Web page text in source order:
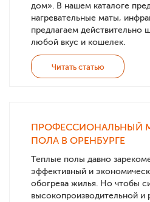
дом». В нашем каталоге
нагревательные маты,
предлагаем действительно
любой вкус и кошелек.
Читать статью
ПРОФЕССИОНАЛЬНЫЙ
ПОЛА В ОРЕНБУРГЕ
Теплые полы давно
эффективный и
обогрева жилья. Но чтобы
высокопроизводительной и